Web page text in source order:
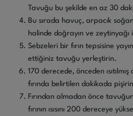
Tavuğu bu şekilde en az 30
Bu sırada havuç, arpacık
halinde doğrayın ve zeytinyağı
Sebzeleri bir fırın tepsisine
ettiğiniz tavuğu yerleştirin.
170 derecede, önceden
fırında belirtilen dakikada
Fırından almadan önce
fırının ısısını 200 dereceye